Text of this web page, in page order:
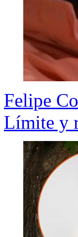
Felipe
Límite y